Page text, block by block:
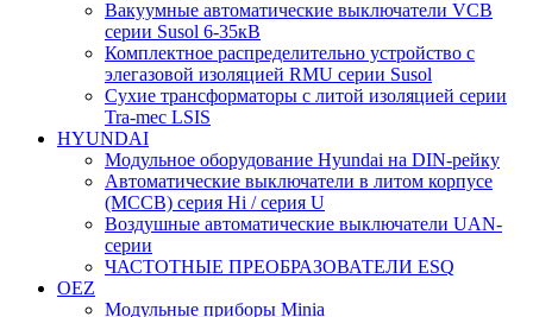
Вакуумные автоматические выключатели VCB
серии Susol 6-35кВ
Комплектное распределительно устройство с
элегазовой изоляцией RMU серии Susol
Сухие трансформаторы с литой изоляцией серии
Tra-mec LSIS
HYUNDAI
Модульное оборудование Hyundai на DIN-рейку
Автоматические выключатели в литом корпусе
(МССВ) серия Hi / серия U
Воздушные автоматические выключатели UAN-
серии
ЧАСТОТНЫЕ ПРЕОБРАЗОВАТЕЛИ ESQ
OEZ
Модульные приборы Minia